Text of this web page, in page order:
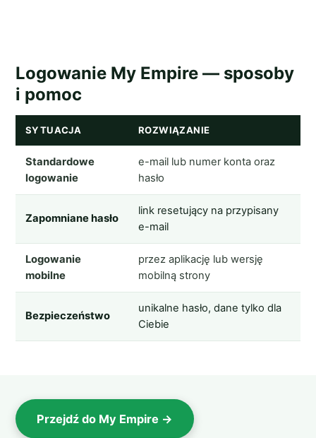
Logowanie My Empire — sposoby
i pomoc
SYTUACJA ROZWIĄZANIE
Standardowe
logowanie
e-mail lub numer konta oraz
hasło
Zapomniane hasło
link resetujący na przypisany
e-mail
Logowanie
mobilne
przez aplikację lub wersję
mobilną strony
Bezpieczeństwo
unikalne hasło, dane tylko dla
Ciebie
Przejdź do My Empire →